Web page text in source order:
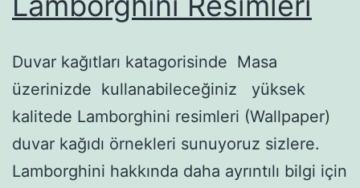
Duvar kağıtları katagorisinde Masa
üzerinizde kullanabileceğiniz yüksek
kalitede Lamborghini resimleri (Wallpaper)
duvar kağıdı örnekleri sunuyoruz sizlere.
Lamborghini hakkında daha ayrıntılı bilgi için